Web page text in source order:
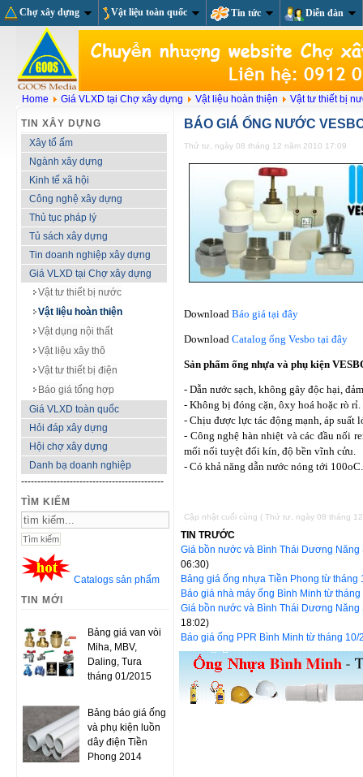
Chợ xây dựng Vật liệu toàn quốc Tin tức Diễn đàn
Home Giá VLXD tại Chợ xây dựng Vật liệu hoàn thiện Vật tư thiết bị
TIN XÂY DỰNG
Xây tổ ấm
Ngành xây dựng
Kinh tế xã hội
Công nghệ xây dựng
Thủ tục pháp lý
Tủ sách xây dựng
Tin doanh nghiệp xây dựng
Giá VLXD tại Chợ xây dựng
Vật tư thiết bị nước
Vật liệu hoàn thiện
Vật dụng nội thất
Vật liệu xây thô
Vật tư thiết bị điện
Báo giá tổng hợp
Giá VLXD toàn quốc
Hỏi đáp xây dựng
Hội chợ xây dựng
Danh bạ doanh nghiệp
--------------------------------------------
TÌM KIẾM
Catalogs sản phẩm
TIN MỚI
Bảng giá van vòi
Miha, MBV,
Daling, Tura
tháng 01/2015
Bảng báo giá ống
và phụ kiện luồn
dây điện Tiền
Phong 2014
BÁO GIÁ ỐNG NƯỚC
Thứ tư, ngày 08 tháng 12 năm 2010 17:09
DownloadBáo giá tại đây
DownloadCatalog ống Vesbo tại đây
Sản phẩm ống nhựa và phụ kiện
- Dẫn nước sạch, không gây độc hại,
- Không bị đóng cặn, ôxy hoá hoặc rò rỉ.
- Chịu được lực tác động mạnh, áp suất
- Công nghệ hàn nhiệt và các đầu nối
mối nối tuyệt đối kín, độ bền vĩnh cửu.
- Có khả năng dẫn nước nóng tới 100oC.
Cập nhật cuối cùng ( Thứ tư, ngày 08 tháng
TIN TRƯỚC
Giá bồn nước và Bình Thái Dương
06:30)
Bảng giá ống nhựa Tiền Phong từ tháng
Báo giá nhà máy ống Bình Minh từ
Giá bồn nước và Bình Thái Dương
18:02)
Báo giá ống PPR Bình Minh từ tháng